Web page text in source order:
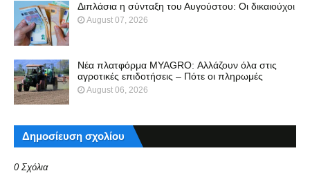
Διπλάσια η σύνταξη του Αυγούστου: Οι δικαιούχοι
August 07, 2026
Νέα πλατφόρμα MYAGRO: Αλλάζουν όλα στις
αγροτικές επιδοτήσεις – Πότε οι πληρωμές
August 06, 2026
Δημοσίευση σχολίου
0 Σχόλια